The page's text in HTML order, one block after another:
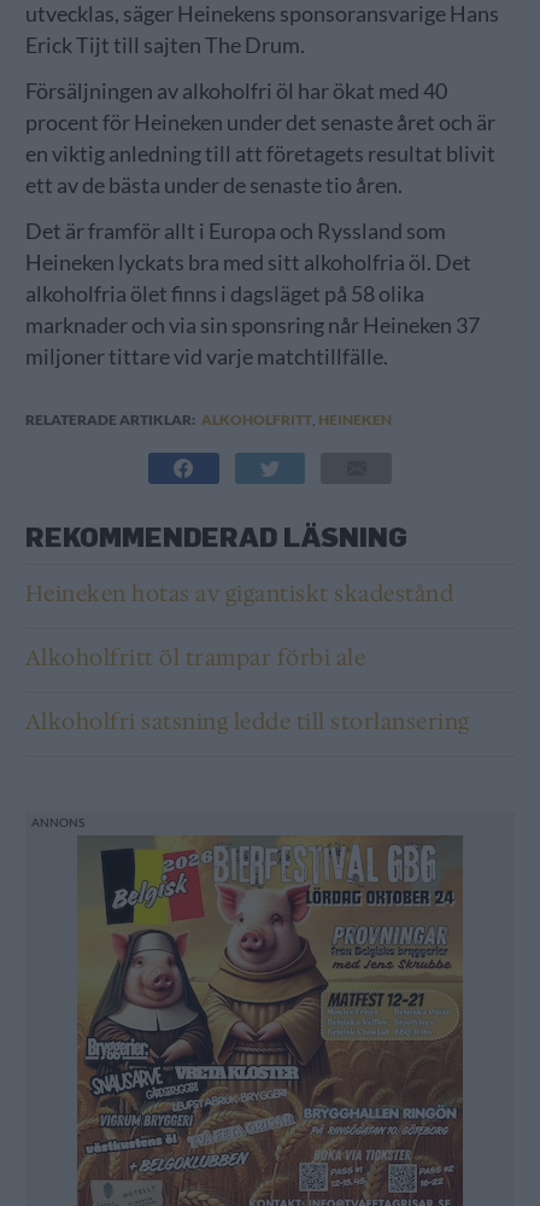
utvecklas, säger Heinekens sponsoransvarige Hans
Erick Tijt till sajten The Drum.
Försäljningen av alkoholfri öl har ökat med 40
procent för Heineken under det senaste året och är
en viktig anledning till att företagets resultat blivit
ett av de bästa under de senaste tio åren.
Det är framför allt i Europa och Ryssland som
Heineken lyckats bra med sitt alkoholfria öl. Det
alkoholfria ölet finns i dagsläget på 58 olika
marknader och via sin sponsring når Heineken 37
miljoner tittare vid varje matchtillfälle.
RELATERADE ARTIKLAR: ALKOHOLFRITT, HEINEKEN
REKOMMENDERAD LÄSNING
Heineken hotas av gigantiskt skadestånd
Alkoholfritt öl trampar förbi ale
Alkoholfri satsning ledde till storlansering